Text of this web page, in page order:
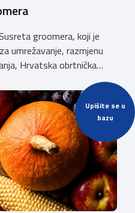
Upišite se u
bazu
groomera, koji je
umrežavanje, razmjenu
Hrvatska obrtnička
HOK-a, koji će se
centru na Zagrebačkom
okupiti groomere,
pasa iz cijele Hrvatske,